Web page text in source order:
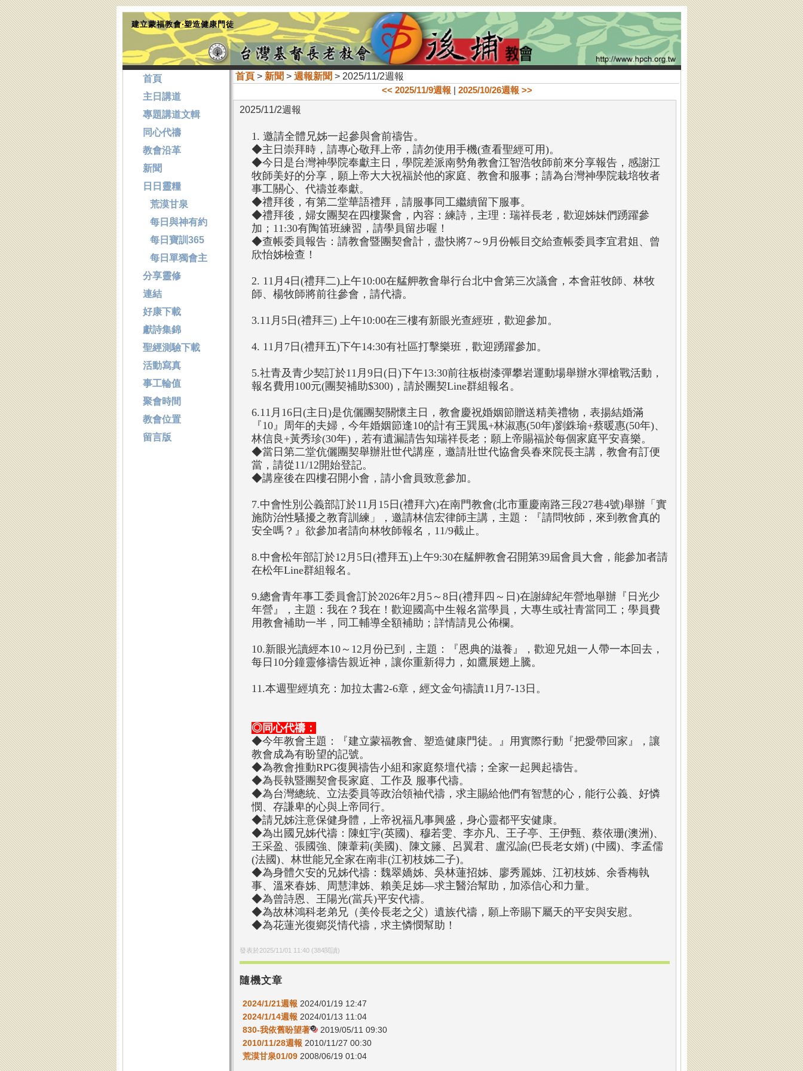
建立蒙福教會‧塑造健康門徒
首頁> 新聞 > 週報新聞 > 2025/11/2週報
<< 2025/11/9週報 | 2025/10/26週報 >>
2025/11/2週報
1. 邀請全體兄姊一起參與會前禱告。
◆主日崇拜時，請專心敬拜上帝，請勿使用手機(查看聖經可用)。
◆今日是台灣神學院奉獻主日，學院差派南勢角教會江智浩牧師前來分享報告，感謝江
牧師美好的分享，願上帝大大祝福於他的家庭、教會和服事；請為台灣神學院栽培牧者
事工關心、代禱並奉獻。
◆禮拜後，有第二堂華語禮拜，請服事同工繼續留下服事。
◆禮拜後，婦女團契在四樓聚會，內容：練詩，主理：瑞祥長老，歡迎姊妹們踴躍參
加；11:30有陶笛班練習，請學員留步喔！
◆查帳委員報告：請教會暨團契會計，盡快將7～9月份帳目交給查帳委員李宜君姐、曾
欣怡姊檢查！
2. 11月4日(禮拜二)上午10:00在艋舺教會舉行台北中會第三次議會，本會莊牧師、林牧
師、楊牧師將前往參會，請代禱。
3.11月5日(禮拜三) 上午10:00在三樓有新眼光查經班，歡迎參加。
4. 11月7日(禮拜五)下午14:30有社區打擊樂班，歡迎踴躍參加。
5.社青及青少契訂於11月9日(日)下午13:30前往板樹漆彈攀岩運動場舉辦水彈槍戰活動，
報名費用100元(團契補助$300)，請於團契Line群組報名。
6.11月16日(主日)是伉儷團契關懷主日，教會慶祝婚姻節贈送精美禮物，表揚結婚滿
『10』周年的夫婦，今年婚姻節逢10的計有王巽風+林淑惠(50年)劉銖瑜+蔡暖惠(50年)、
林信良+黃秀珍(30年)，若有遺漏請告知瑞祥長老；願上帝賜福於每個家庭平安喜樂。
◆當日第二堂伉儷團契舉辦壯世代講座，邀請壯世代協會吳春來院長主講，教會有訂便
當，請從11/12開始登記。
◆講座後在四樓召開小會，請小會員致意參加。
7.中會性別公義部訂於11月15日(禮拜六)在南門教會(北市重慶南路三段27巷4號)舉辦「實
施防治性騷擾之教育訓練」，邀請林信宏律師主講，主題：『請問牧師，來到教會真的
安全嗎？』欲參加者請向林牧師報名，11/9截止。
8.中會松年部訂於12月5日(禮拜五)上午9:30在艋舺教會召開第39屆會員大會，能參加者請
在松年Line群組報名。
9.總會青年事工委員會訂於2026年2月5～8日(禮拜四～日)在謝緯紀年營地舉辦『日光少
年營』，主題：我在？我在！歡迎國高中生報名當學員，大專生或社青當同工；學員費
用教會補助一半，同工輔導全額補助；詳情請見公佈欄。
10.新眼光讀經本10～12月份已到，主題：『恩典的滋養』，歡迎兄姐一人帶一本回去，
每日10分鐘靈修禱告親近神，讓你重新得力，如鷹展翅上騰。
11.本週聖經填充：加拉太書2-6章，經文金句禱讀11月7-13日。
◎同心代禱：
◆今年教會主題：『建立蒙福教會、塑造健康門徒。』用實際行動『把愛帶回家』，讓
教會成為有盼望的記號。
◆為教會推動RPG復興禱告小組和家庭祭壇代禱；全家一起興起禱告。
◆為長執暨團契會長家庭、工作及 服事代禱。
◆為台灣總統、立法委員等政治領袖代禱，求主賜給他們有智慧的心，能行公義、好憐
憫、存謙卑的心與上帝同行。
◆請兄姊注意保健身體，上帝祝福凡事興盛，身心靈都平安健康。
◆為出國兄姊代禱：陳虹宇(英國)、穆若雯、李亦凡、王子亭、王伊甄、蔡依珊(澳洲)、
王采盈、張國強、陳葦莉(美國)、陳文籐、呂翼君、盧泓諭(巴長老女婿) (中國)、李孟儒
(法國)、林世能兄全家在南非(江初枝姊二子)。
◆為身體欠安的兄姊代禱：魏翠嬌姊、吳林蓮招姊、廖秀麗姊、江初枝姊、余香梅執
事、溫來春姊、周慧津姊、賴美足姊—求主醫治幫助，加添信心和力量。
◆為曾詩恩、王陽光(當兵)平安代禱。
◆為故林鴻科老弟兄（美伶長老之父）遺族代禱，願上帝賜下屬天的平安與安慰。
◆為花蓮光復鄉災情代禱，求主憐憫幫助！
發表於2025/11/01 11:40(384閱讀)
隨機文章
2024/1/21週報 2024/01/19 12:47
2024/1/14週報 2024/01/13 11:04
830-我依舊盼望著
2019/05/11 09:30
2010/11/28週報 2010/11/27 00:30
荒漠甘泉01/092008/06/19 01:04
首頁
主日講道
專題講道文輯
同心代禱
教會沿革
新聞
日日靈糧
荒漠甘泉
每日與神有約
每日寶訓365
每日單獨會主
分享靈修
連結
好康下載
獻詩集錦
聖經測驗下載
活動寫真
事工輪值
聚會時間
教會位置
留言版